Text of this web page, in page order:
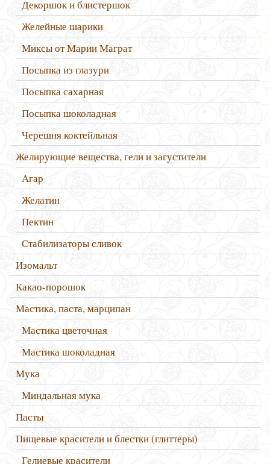
Декоршок и блистершок
Желейные шарики
Миксы от Марии Маграт
Посыпка из глазури
Посыпка сахарная
Посыпка шоколадная
Черешня коктейльная
Желирующие вещества, гели и загустители
Агар
Желатин
Пектин
Стабилизаторы сливок
Изомальт
Какао-порошок
Мастика, паста, марципан
Мастика цветочная
Мастика шоколадная
Мука
Миндальная мука
Пасты
Пищевые красители и блестки (глиттеры)
Гелиевые красители